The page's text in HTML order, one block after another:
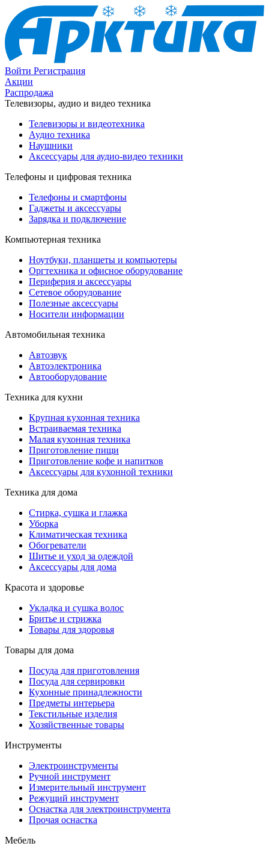
Войти Регистрация
Акции
Распродажа
Телевизоры, аудио и видео техника
Телевизоры и видеотехника
Аудио техника
Наушники
Аксессуары для аудио-видео техники
Телефоны и цифровая техника
Телефоны и смартфоны
Гаджеты и аксессуары
Зарядка и подключение
Компьютерная техника
Ноутбуки, планшеты и компьютеры
Оргтехника и офисное оборудование
Периферия и аксессуары
Cетевое оборудование
Полезные аксессуары
Носители информации
Автомобильная техника
Автозвук
Автоэлектроника
Автооборудование
Техника для кухни
Крупная кухонная техника
Встраиваемая техника
Малая кухонная техника
Приготовление пищи
Приготовление кофе и напитков
Аксессуары для кухонной техники
Техника для дома
Стирка, сушка и глажка
Уборка
Климатическая техника
Обогреватели
Шитье и уход за одеждой
Аксессуары для дома
Красота и здоровье
Укладка и сушка волос
Бритье и стрижка
Товары для здоровья
Товары для дома
Посуда для приготовления
Посуда для сервировки
Кухонные принадлежности
Предметы интерьера
Текстильные изделия
Хозяйственные товары
Инструменты
Электроинструменты
Ручной инструмент
Измерительный инструмент
Режущий инструмент
Оснастка для электроинструмента
Прочая оснастка
Мебель